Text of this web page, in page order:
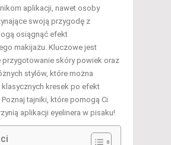
aplikacji, nawet osoby
swoją przygodę z
osiągnąć efekt
makijażu. Kluczowe jest
skóry powiek oraz
stylów, które można
kresek po efekt
tajniki, które pomogą Ci
aplikacji eyelinera w pisaku!